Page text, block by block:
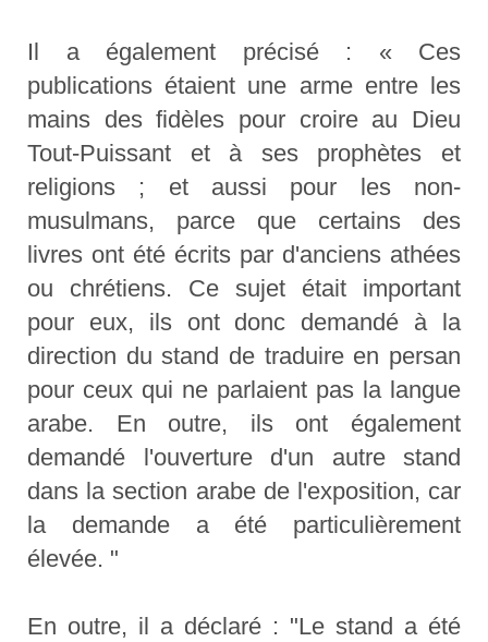
Il a également précisé : « Ces
publications étaient une arme entre les
mains des fidèles pour croire au Dieu
Tout-Puissant et à ses prophètes et
religions ; et aussi pour les non-
musulmans, parce que certains des
livres ont été écrits par d'anciens athées
ou chrétiens. Ce sujet était important
pour eux, ils ont donc demandé à la
direction du stand de traduire en persan
pour ceux qui ne parlaient pas la langue
arabe. En outre, ils ont également
demandé l'ouverture d'un autre stand
dans la section arabe de l'exposition, car
la demande a été particulièrement
élevée. "
En outre, il a déclaré : "Le stand a été